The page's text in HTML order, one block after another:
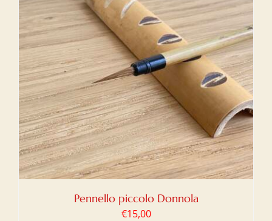
Pennello piccolo Donnola
€15,00